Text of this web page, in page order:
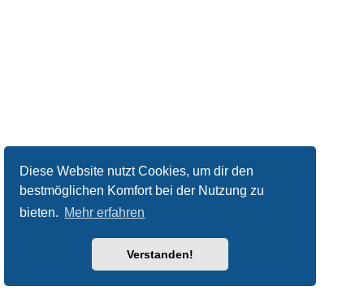
Diese Website nutzt Cookies, um dir den
bestmöglichen Komfort bei der Nutzung zu
bieten. Mehr erfahren
Verstanden!